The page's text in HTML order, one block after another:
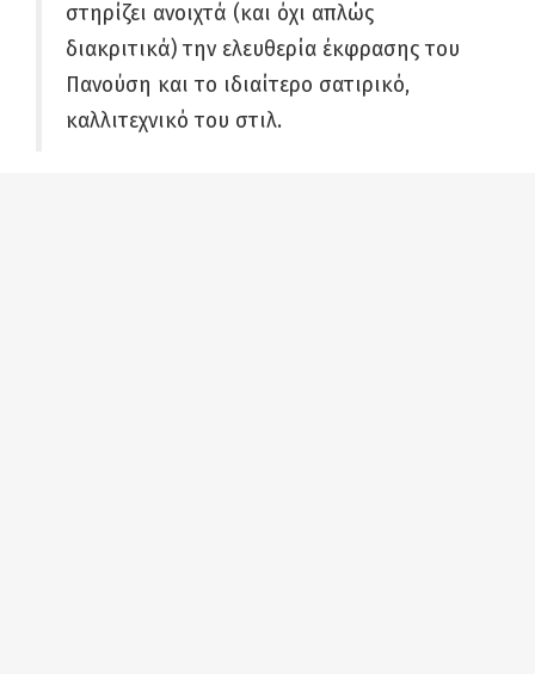
στηρίζει ανοιχτά (και όχι απλώς
διακριτικά) την ελευθερία έκφρασης του
Πανούση και το ιδιαίτερο σατιρικό,
καλλιτεχνικό του στιλ.